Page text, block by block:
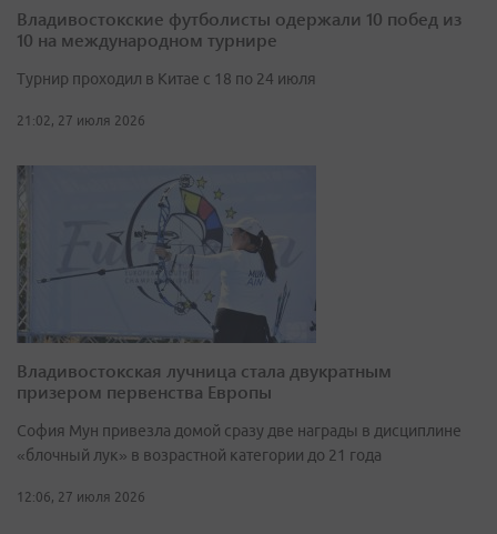
Владивостокские футболисты одержали 10 побед из
10 на международном турнире
Турнир проходил в Китае с 18 по 24 июля
21:02, 27 июля 2026
Владивостокская лучница стала двукратным
призером первенства Европы
София Мун привезла домой сразу две награды в дисциплине
«блочный лук» в возрастной категории до 21 года
12:06, 27 июля 2026